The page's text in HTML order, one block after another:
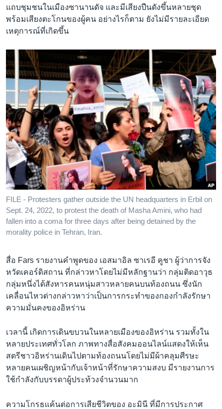
แถบชุมชนในเมืองซานานดัจ และมีเสียงปืนดังขึ้นหลายชุด
พร้อมเสียงตะโกนของผู้คน อย่างไรก็ตาม ยังไม่มีรายละเอียด
เหตุการณ์ที่เกิดขึ้น
FILE - Protesters gather outside the UN headquarters in Erbil on
Sept. 24, 2022, to protest the death of Masha Amini, who had
fallen into a coma for three days after being detained by the
morality police in Tehran, Iran.
สื่อ Fars รายงานคำพูดของ เอสมาอิล ซาเรอี คูชา ผู้ว่าการจัง
หวัดเคอร์ดิสถาน ที่กล่าวหาโดยไม่มีหลักฐานว่า กลุ่มติดอาวุธ
กลุ่มหนึ่งได้สังหารคนหนุ่มสาวหลายคนบนท้องถนน ซึ่งนัก
เคลื่อนไหวต่างกล่าวหาว่าเป็นการกระทำของกองกำลังรักษา
ความมั่นคงของอิหร่าน
เวลานี้ เกิดการเดินขบวนในหลายเมืองของอิหร่าน รวมทั้งใน
หลายประเทศทั่วโลก ภาพทางสื่อสังคมออนไลน์แสดงให้เห็น
สตรีชาวอิหร่านเดินไปตามท้องถนนโดยไม่มีผ้าคลุมศีรษะ
หลายคนเผชิญหน้ากับเจ้าหน้าที่รักษาความสงบ มีรายงานการ
ใช้กำลังกับบรรดาผู้ประท้วงจำนวนมาก
ความโกรธแค้นต่อการเสียชีวิตของ อะมินี ที่มีการประกาศ